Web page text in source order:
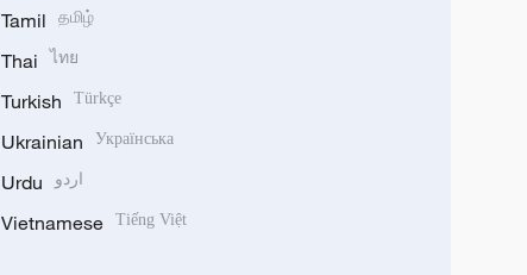
Tamil தமிழ்
Thai ไทย
Turkish Türkçe
Ukrainian Українська
Urdu اردو
Vietnamese Tiếng Việt